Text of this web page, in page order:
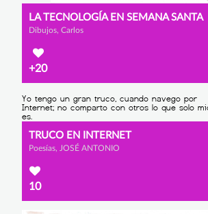
LA TECNOLOGÍA EN SEMANA SANTA
Dibujos, Carlos
+20
TRUCO EN INTERNET
Poesías, JOSÉ ANTONIO
10